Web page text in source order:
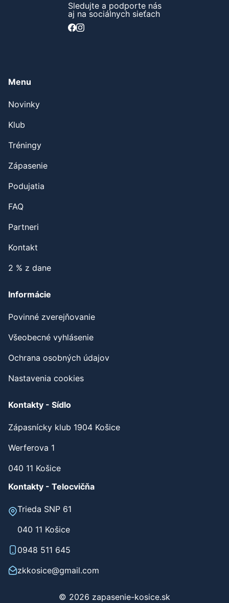
Sledujte a podporte nás
aj na sociálnych sieťach
Menu
Novinky
Klub
Tréningy
Zápasenie
Podujatia
FAQ
Partneri
Kontakt
2 % z dane
Informácie
Povinné zverejňovanie
Všeobecné vyhlásenie
Ochrana osobných údajov
Nastavenia cookies
Kontakty - Sídlo
Zápasnícky klub 1904 Košice
Werferova 1
040 11 Košice
Kontakty - Telocvičňa
Trieda SNP 61
040 11 Košice
0948 511 645
zkkosice@gmail.com
© 2026 zapasenie-kosice.sk